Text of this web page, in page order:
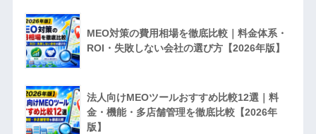
MEO対策の費用相場を徹底比較｜料金体系・
ROI・失敗しない会社の選び方【2026年版】
法人向けMEOツールおすすめ比較12選｜料
金・機能・多店舗管理を徹底比較【2026年
版】